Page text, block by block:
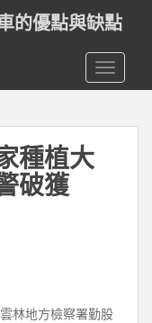
的優點與缺點
種植大
破獲
林地方檢察署勤股